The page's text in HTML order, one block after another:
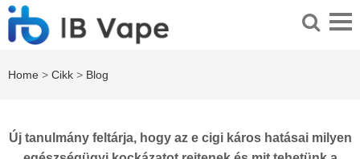
Home > Cikk > Blog
Új tanulmány feltárja, hogy az e cigi káros hatásai milyen